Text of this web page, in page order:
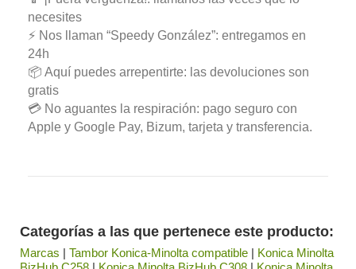
necesites
⚡ Nos llaman “Speedy González”: entregamos en
24h
📦 Aquí puedes arrepentirte: las devoluciones son
gratis
💳 No aguantes la respiración: pago seguro con
Apple y Google Pay, Bizum, tarjeta y transferencia.
Categorías a las que pertenece este producto:
Marcas | Tambor Konica-Minolta compatible | Konica Minolta